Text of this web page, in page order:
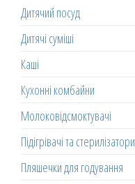
Дитячий посуд
Дитячі суміші
Каші
Кухонні комбайни
Молоковідсмоктувачі
Підігрівачі та стерилізатори
Пляшечки для годування